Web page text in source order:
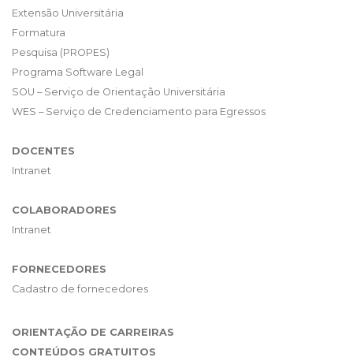
Extensão Universitária
Formatura
Pesquisa (PROPES)
Programa Software Legal
SOU – Serviço de Orientação Universitária
WES – Serviço de Credenciamento para Egressos
DOCENTES
Intranet
COLABORADORES
Intranet
FORNECEDORES
Cadastro de fornecedores
ORIENTAÇÃO DE CARREIRAS
CONTEÚDOS GRATUITOS